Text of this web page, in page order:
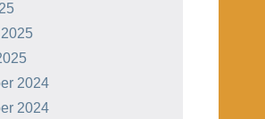
2024
2024